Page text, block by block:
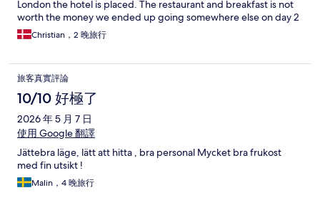
London the hotel is placed. The restaurant and breakfast is not
worth the money we ended up going somewhere else on day 2
Christian，2 晚旅行
旅客真實評論
10/10 好極了
2026 年 5 月 7 日
使用 Google 翻譯
Jättebra läge, lätt att hitta , bra personal Mycket bra frukost
med fin utsikt !
Malin，4 晚旅行